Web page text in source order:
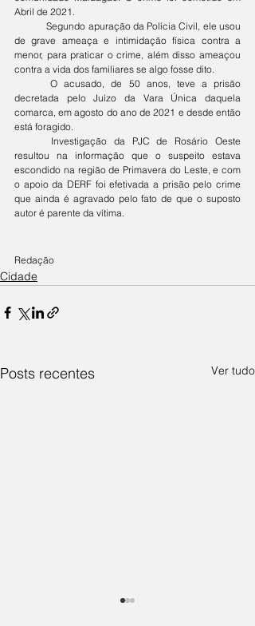
Abril de 2021.
	Segundo apuração da Polícia Civil, ele usou
de grave ameaça e intimidação física contra a
menor, para praticar o crime, além disso ameaçou
contra a vida dos familiares se algo fosse dito.
	O acusado, de 50 anos, teve a prisão
decretada pelo Juízo da Vara Única daquela
comarca, em agosto do ano de 2021 e desde então
está foragido.
resultou na informação que o suspeito estava
escondido na região de Primavera do Leste, e com
o apoio da DERF foi efetivada a prisão pelo crime
que ainda é agravado pelo fato de que o suposto
autor é parente da vítima.
Redação
Cidade
Posts recentes Ver tudo